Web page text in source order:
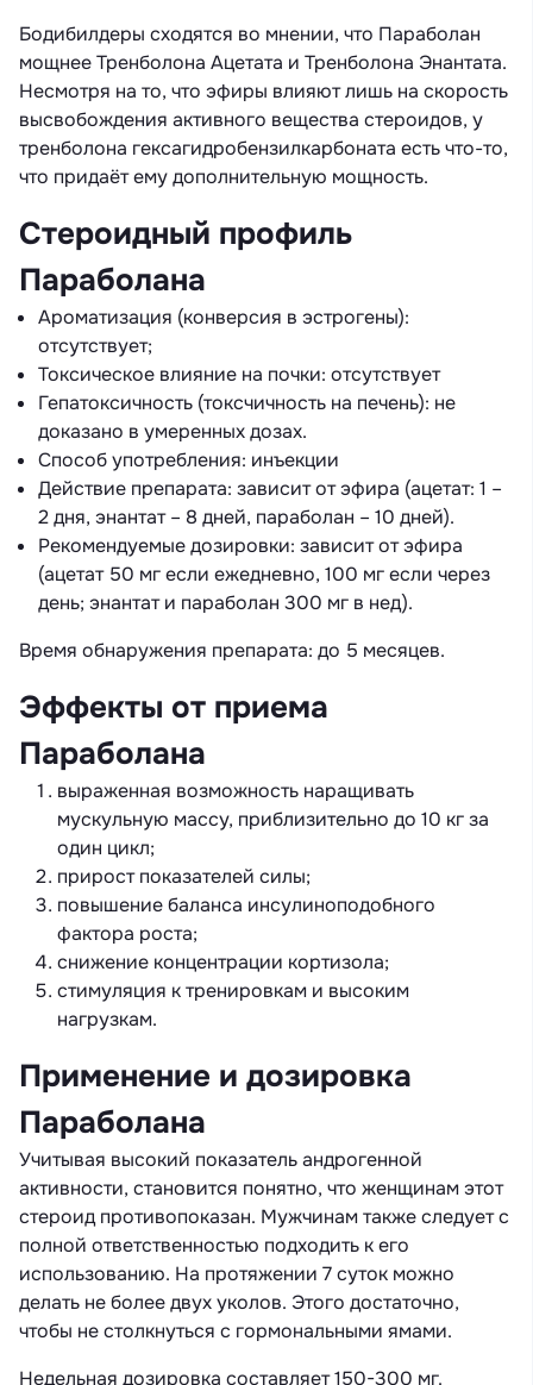
Бодибилдеры сходятся во мнении, что Параболан
мощнее Тренболона Ацетата и Тренболона Энантата.
Несмотря на то, что эфиры влияют лишь на скорость
высвобождения активного вещества стероидов, у
тренболона гексагидробензилкарбоната есть что-то,
что придаёт ему дополнительную мощность.
Стероидный профиль
Параболана
Ароматизация (конверсия в эстрогены):
отсутствует;
Токсическое влияние на почки: отсутствует
Гепатоксичность (токсчичность на печень): не
доказано в умеренных дозах.
Способ употребления: инъекции
Действие препарата: зависит от эфира (ацетат: 1 –
2 дня, энантат – 8 дней, параболан – 10 дней).
Рекомендуемые дозировки: зависит от эфира
(ацетат 50 мг если ежедневно, 100 мг если через
день; энантат и параболан 300 мг в нед).
Время обнаружения препарата: до 5 месяцев.
Эффекты от приема
Параболана
выраженная возможность наращивать
мускульную массу, приблизительно до 10 кг за
один цикл;
прирост показателей силы;
повышение баланса инсулиноподобного
фактора роста;
снижение концентрации кортизола;
стимуляция к тренировкам и высоким
нагрузкам.
Применение и дозировка
Параболана
Учитывая высокий показатель андрогенной
активности, становится понятно, что женщинам этот
стероид противопоказан. Мужчинам также следует с
полной ответственностью подходить к его
использованию. На протяжении 7 суток можно
делать не более двух уколов. Этого достаточно,
чтобы не столкнуться с гормональными ямами.
Недельная дозировка составляет 150-300 мг.